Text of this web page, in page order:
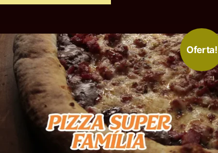
Oferta!